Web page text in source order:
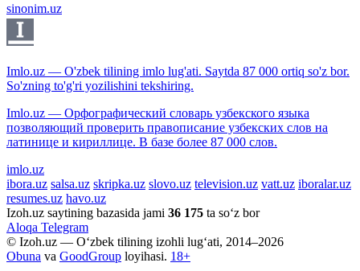
sinonim.uz
Imlo.uz — O'zbek tilining imlo lug'ati. Saytda 87 000 ortiq so'z bor.
So'zning to'g'ri yozilishini tekshiring.
Imlo.uz — Орфографический словарь узбекского языка
позволяющий проверить правописание узбекских слов на
латинице и кириллице. В базе более 87 000 слов.
imlo.uz
ibora.uz salsa.uz skripka.uz slovo.uz television.uz vatt.uz iboralar.uz
resumes.uz havo.uz
Izoh.uz saytining bazasida jami 36 175 ta so‘z bor
Aloqa Telegram
© Izoh.uz — O‘zbek tilining izohli lug‘ati, 2014–2026
Obuna va GoodGroup loyihasi. 18+